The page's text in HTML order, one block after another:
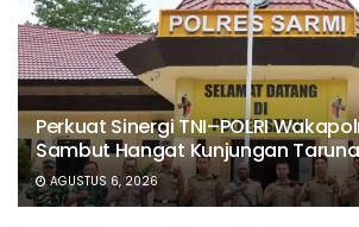
Perkuat Sinergi TNI–POLRI
Sambut Hangat Kunjungan
AGUSTUS 6, 2026